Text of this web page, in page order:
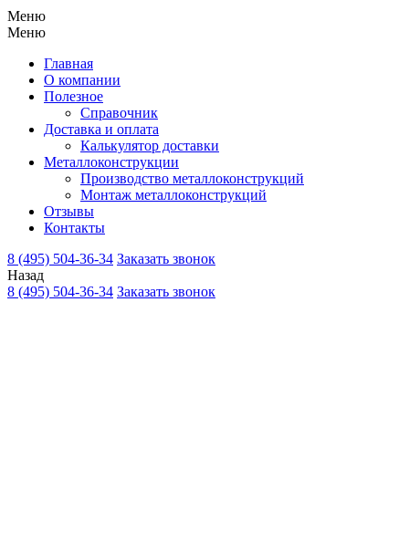
Меню
Меню
Главная
О компании
Полезное
Справочник
Доставка и оплата
Калькулятор доставки
Металлоконструкции
Производство металлоконструкций
Монтаж металлоконструкций
Отзывы
Контакты
8 (495) 504-36-34 Заказать звонок
Назад
8 (495) 504-36-34 Заказать звонок